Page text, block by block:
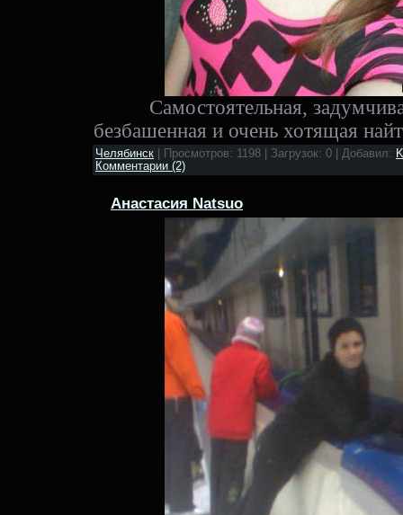
Самостоятельная,
безбашенная и очень хотящая
Челябинск | Просмотров: 1198 | Загрузок: 0 | Добавил:
Комментарии (2)
Анастасия Natsuo